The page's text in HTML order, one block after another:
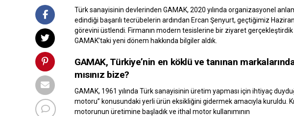
Türk sanayisinin devlerinden GAMAK, 2020 yılında organizasyonel
edindiği başarılı tecrübelerin ardından Ercan Şenyurt, geçtiğimiz
görevini üstlendi. Firmanın modern tesislerine bir ziyaret
GAMAK’taki yeni dönem hakkında bilgiler aldık.
GAMAK, Türkiye’nin en köklü ve tanınan
mısınız bize?
GAMAK, 1961 yılında Türk sanayisinin üretim yapması için ihtiyaç
motoru” konusundaki yerli ürün eksikliğini gidermek amacıyla kuruldu.
motorunun üretimine başladık ve ithal motor kullanımının